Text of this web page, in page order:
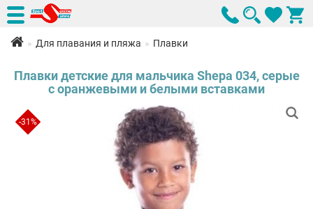
Для плавания и пляжа Плавки
Плавки детские для мальчика Shepa 034, серые
с оранжевыми и белыми вставками
-31%